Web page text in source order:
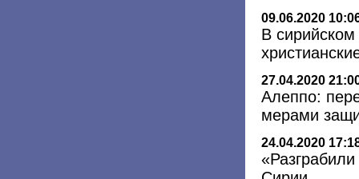
09.06.2020
В сирийском
27.04.2020
Алеппо:
мерами
24.04.2020